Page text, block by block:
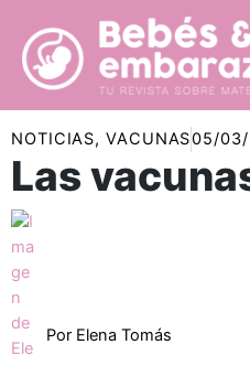
contenido
NOTICIAS,VACUNAS05/03/
Las
Por Elena Tomás